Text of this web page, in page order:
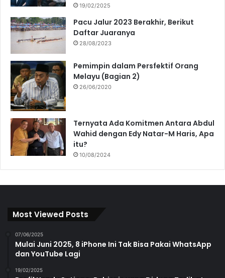
19/02/2025
Pacu Jalur 2023 Berakhir, Berikut
Daftar Juaranya
28/08/2023
Pemimpin dalam Persfektif Orang
Melayu (Bagian 2)
26/06/2020
Ternyata Ada Komitmen Antara Abdul
Wahid dengan Edy Natar-M Haris, Apa
itu?
10/08/2024
Most Viewed Posts
07/06/2025
Mulai Juni 2025, 8 iPhone Ini Tak Bisa Pakai WhatsApp
dan YouTube Lagi
19/02/2025